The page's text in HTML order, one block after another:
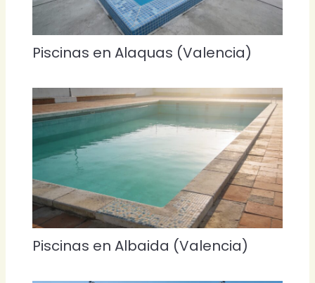
Piscinas en Alaquas (Valencia)
Piscinas en Albaida (Valencia)